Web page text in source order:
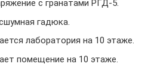
с гранатами РГД-5.
гадюка.
лаборатория на 10 этаже.
помещение на 10 этаже.